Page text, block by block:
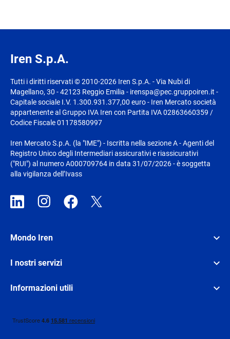
Iren S.p.A.
Tutti i diritti riservati © 2010-2026 Iren S.p.A. - Via Nubi di
Magellano, 30 - 42123 Reggio Emilia - irenspa@pec.gruppoiren.it -
Capitale sociale I.V. 1.300.931.377,00 euro - Iren Mercato società
appartenente al Gruppo IVA Iren con Partita IVA 02863660359 /
Codice Fiscale 01178580997
Iren Mercato S.p.A. (la "IME") - Iscritta nella sezione A - Agenti del
Registro Unico degli Intermediari assicurativi e riassicurativi
("RUI") al numero A000709764 in data 31/07/2026 - è soggetta
alla vigilanza dell’Ivass
Mondo Iren
I nostri servizi
Informazioni utili